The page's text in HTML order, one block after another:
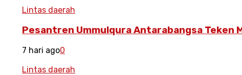
Lintas daerah
Pesantren Ummulqura Antarabangsa Teken
7 hari ago0
Lintas daerah